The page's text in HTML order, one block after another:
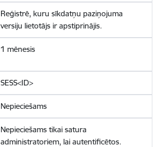
Reģistrē, kuru sīkdatņu paziņojuma
versiju lietotājs ir apstiprinājis.
1 mēnesis
SESS<ID>
Nepieciešams
Nepieciešams tikai satura
administratoriem, lai autentificētos.